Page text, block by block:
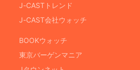
J-CASTトレンド
J-CAST会社ウォッチ
BOOKウォッチ
東京バーゲンマニア